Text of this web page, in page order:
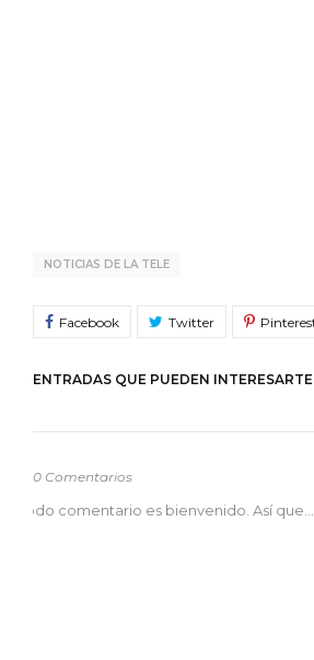
NOTICIAS DE LA TELE
ENTRADAS QUE PUEDEN INTERESARTE
0 Comentarios
odo comentario es bienvenido. Así que...